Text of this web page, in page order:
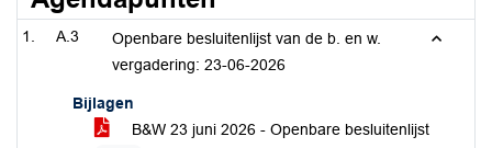
A.3
Openbare besluitenlijst van de b. en w.
vergadering: 23-06-2026
Bijlagen
B&W 23 juni 2026 - Openbare besluitenlijst